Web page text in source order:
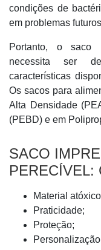
condições de
em problemas
Portanto, o saco
necessita ser
características
Os sacos para
Alta Densidade
(PEBD) e em
SACO
PERECÍVEL:
Material
Praticidade;
Proteção;